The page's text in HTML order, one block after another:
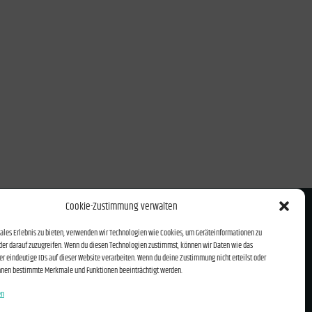
Cookie-Zustimmung verwalten
Erlebnis zu bieten, verwenden wir Technologien wie Cookies, um Geräteinformationen zu
darauf zuzugreifen. Wenn du diesen Technologien zustimmst, können wir Daten wie das
eindeutige IDs auf dieser Website verarbeiten. Wenn du deine Zustimmung nicht erteilst oder
bestimmte Merkmale und Funktionen beeinträchtigt werden.
Richtlinie (EU)